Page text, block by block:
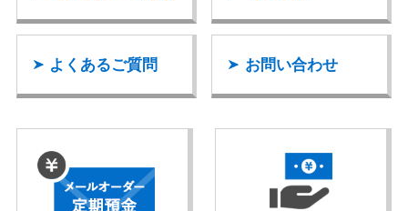
よくあるご質問 お問い合わせ